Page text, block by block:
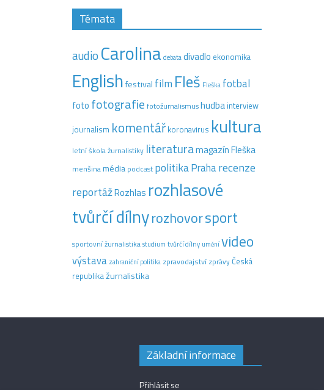
Témata
audio Carolina debatadivadlo ekonomika
Englishfestival film Fleš Fleška fotbal
foto fotografie fotožurnalismushudba interview
journalism komentář koronavirus kultura
letní škola žurnalistiky literaturamagazín Fleška
menšinamédia podcast politikaPraharecenze
reportážRozhlas rozhlasové
tvůrčí dílnyrozhovorsport
sportovní žurnalistikastudium tvůrčí dílny uměnívideo
výstava zahraniční politika zpravodajství zprávyČeská
republikažurnalistika
Základní informace
Přihlásit se